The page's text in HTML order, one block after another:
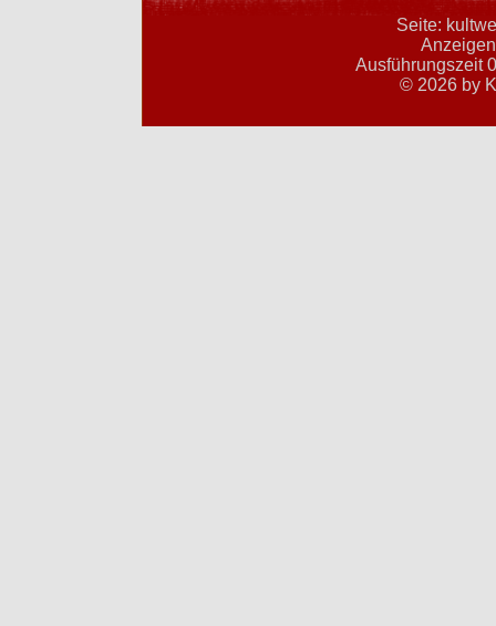
Seite:
Ausführungszeit
© 2026 by